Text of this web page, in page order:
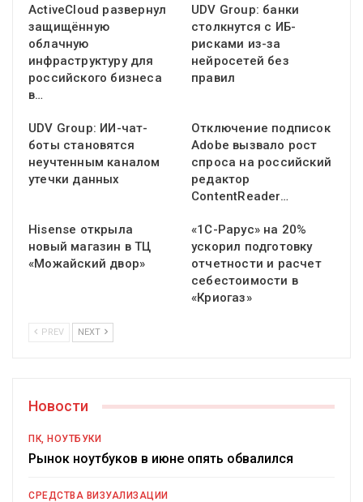
ActiveCloud развернул
защищённую
облачную
инфраструктуру для
российского бизнеса
в…
UDV Group: банки
столкнутся с ИБ-
рисками из-за
нейросетей без
правил
UDV Group: ИИ-чат-
боты становятся
неучтенным каналом
утечки данных
Отключение подписок
Adobe вызвало рост
спроса на российский
редактор
ContentReader…
Hisense открыла
новый магазин в ТЦ
«Можайский двор»
«1С-Рарус» на 20%
ускорил подготовку
отчетности и расчет
себестоимости в
«Криогаз»
PREV NEXT
Новости
ПК, НОУТБУКИ
Рынок ноутбуков в июне опять обвалился
СРЕДСТВА ВИЗУАЛИЗАЦИИ